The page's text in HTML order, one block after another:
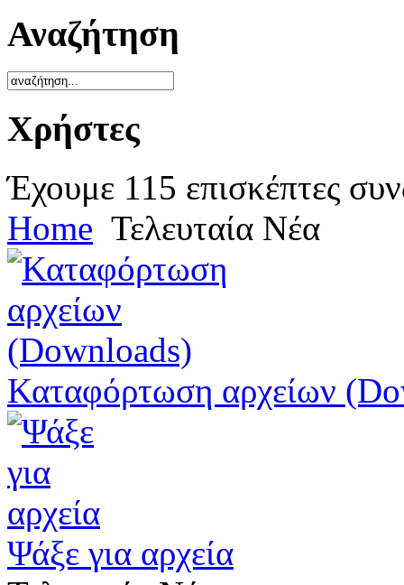
Αναζήτηση
Χρήστες
Έχουμε 115 επισκέπτες
Home Τελευταία Νέα
Καταφόρτωση αρχείων
Ψάξε για αρχεία